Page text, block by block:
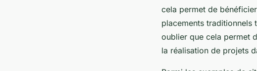
cela permet de
placements traditionnels
oublier que cela permet
la réalisation de projets